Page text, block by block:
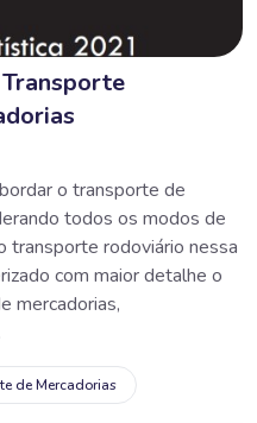
o transporte de
todos os modos de
transporte rodoviário nessa
com maior detalhe o
mercadorias,
de Mercadorias